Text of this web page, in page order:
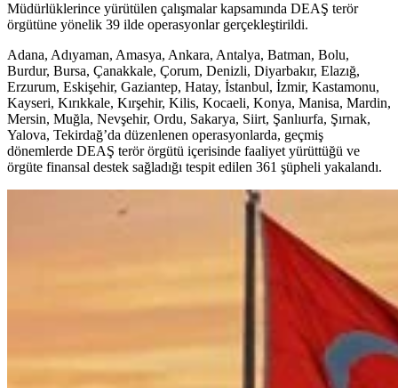
Müdürlüklerince yürütülen çalışmalar kapsamında DEAŞ terör
örgütüne yönelik 39 ilde operasyonlar gerçekleştirildi.
Adana, Adıyaman, Amasya, Ankara, Antalya, Batman, Bolu,
Burdur, Bursa, Çanakkale, Çorum, Denizli, Diyarbakır, Elazığ,
Erzurum, Eskişehir, Gaziantep, Hatay, İstanbul, İzmir, Kastamonu,
Kayseri, Kırıkkale, Kırşehir, Kilis, Kocaeli, Konya, Manisa, Mardin,
Mersin, Muğla, Nevşehir, Ordu, Sakarya, Siirt, Şanlıurfa, Şırnak,
Yalova, Tekirdağ’da düzenlenen operasyonlarda, geçmiş
dönemlerde DEAŞ terör örgütü içerisinde faaliyet yürüttüğü ve
örgüte finansal destek sağladığı tespit edilen 361 şüpheli yakalandı.